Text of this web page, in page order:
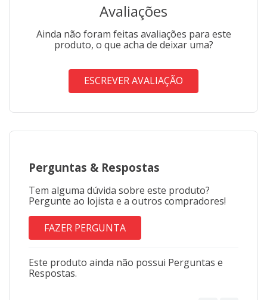
Avaliações
Ainda não foram feitas avaliações para este
produto, o que acha de deixar uma?
ESCREVER AVALIAÇÃO
Perguntas & Respostas
Tem alguma dúvida sobre este produto?
Pergunte ao lojista e a outros compradores!
FAZER PERGUNTA
Este produto ainda não possui Perguntas e
Respostas.